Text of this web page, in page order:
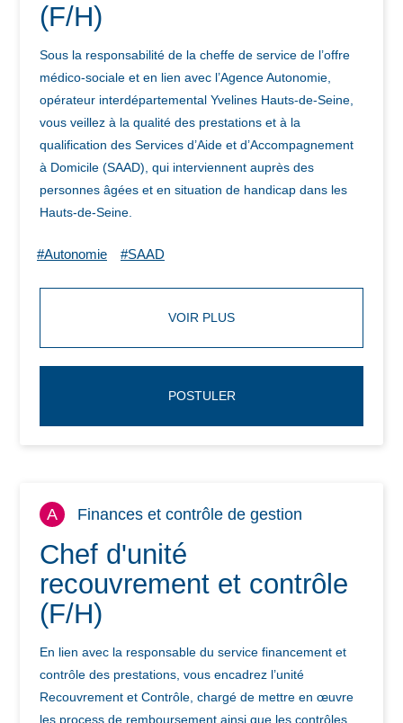
(F/H)
Sous la responsabilité de la cheffe de service de l’offre
médico-sociale et en lien avec l’Agence Autonomie,
opérateur interdépartemental Yvelines Hauts-de-Seine,
vous veillez à la qualité des prestations et à la
qualification des Services d’Aide et d’Accompagnement
à Domicile (SAAD), qui interviennent auprès des
personnes âgées et en situation de handicap dans les
Hauts-de-Seine.
#Autonomie #SAAD
VOIR PLUS
POSTULER
A Finances et contrôle de gestion
Chef d'unité
recouvrement et contrôle
(F/H)
En lien avec la responsable du service financement et
contrôle des prestations, vous encadrez l’unité
Recouvrement et Contrôle, chargé de mettre en œuvre
les process de remboursement ainsi que les contrôles